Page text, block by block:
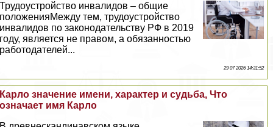
Трудоустройство инвалидов – общие
положенияМежду тем, трудоустройство
инвалидов по законодательству РФ в 2019
году, является не правом, а обязанностью
работодателей...
29 07 2026 14:31:52
Карло значение имени, хаpaктер и судьба, Что
означает имя Карло